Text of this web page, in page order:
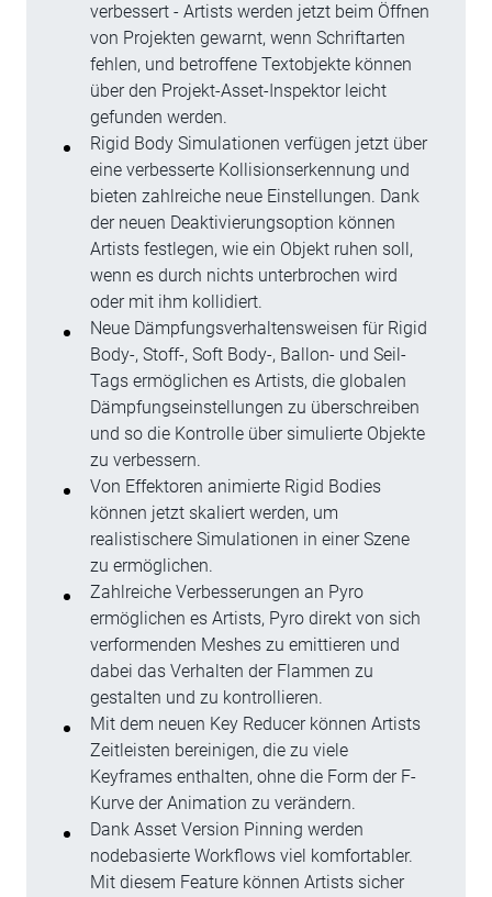
verbessert - Artists werden jetzt beim Öffnen
von Projekten gewarnt, wenn Schriftarten
fehlen, und betroffene Textobjekte können
über den Projekt-Asset-Inspektor leicht
gefunden werden.
Rigid Body Simulationen verfügen jetzt über
eine verbesserte Kollisionserkennung und
bieten zahlreiche neue Einstellungen. Dank
der neuen Deaktivierungsoption können
Artists festlegen, wie ein Objekt ruhen soll,
wenn es durch nichts unterbrochen wird
oder mit ihm kollidiert.
Neue Dämpfungsverhaltensweisen für Rigid
Body-, Stoff-, Soft Body-, Ballon- und Seil-
Tags ermöglichen es Artists, die globalen
Dämpfungseinstellungen zu überschreiben
und so die Kontrolle über simulierte Objekte
zu verbessern.
Von Effektoren animierte Rigid Bodies
können jetzt skaliert werden, um
realistischere Simulationen in einer Szene
zu ermöglichen.
Zahlreiche Verbesserungen an Pyro
ermöglichen es Artists, Pyro direkt von sich
verformenden Meshes zu emittieren und
dabei das Verhalten der Flammen zu
gestalten und zu kontrollieren.
Mit dem neuen Key Reducer können Artists
Zeitleisten bereinigen, die zu viele
Keyframes enthalten, ohne die Form der F-
Kurve der Animation zu verändern.
Dank Asset Version Pinning werden
nodebasierte Workflows viel komfortabler.
Mit diesem Feature können Artists sicher